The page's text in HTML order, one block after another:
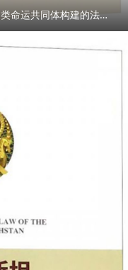
研究成果｜王瀚主编：《“一带一路”与人类命运共同体构建的法律与实践》